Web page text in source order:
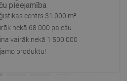
pieejamība
centrs 31 000 m²
nekā 68 000 palešu
vairāk nekā 1 500 000
produktu!